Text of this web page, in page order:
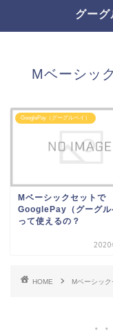
グー
Mベーシッ
GooglePay（グーグルペイ）
Mベーシックセットで
GooglePay（グーグル
って使えるの？
2020
HOME Mベーシッ